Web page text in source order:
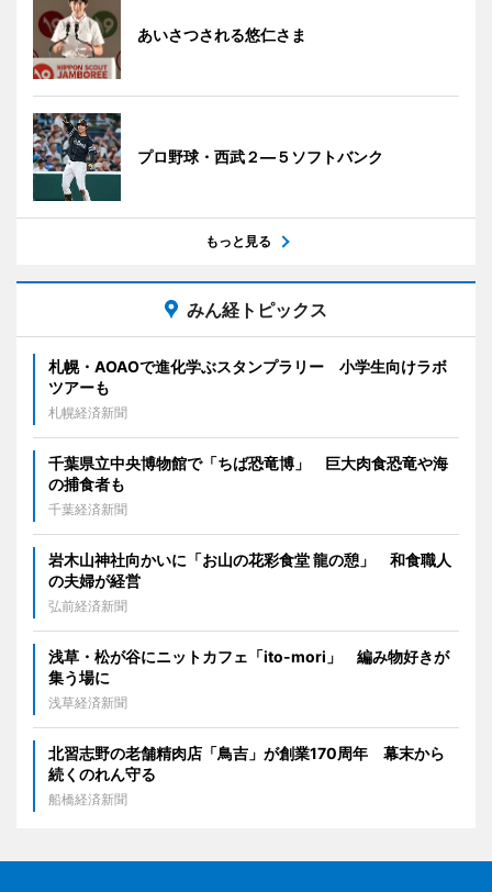
あいさつされる悠仁さま
プロ野球・西武２―５ソフトバンク
もっと見る
みん経トピックス
札幌・AOAOで進化学ぶスタンプラリー 小学生向けラボ
ツアーも
札幌経済新聞
千葉県立中央博物館で「ちば恐竜博」 巨大肉食恐竜や海
の捕食者も
千葉経済新聞
岩木山神社向かいに「お山の花彩食堂 龍の憩」 和食職人
の夫婦が経営
弘前経済新聞
浅草・松が谷にニットカフェ「ito-mori」 編み物好きが
集う場に
浅草経済新聞
北習志野の老舗精肉店「鳥吉」が創業170周年 幕末から
続くのれん守る
船橋経済新聞